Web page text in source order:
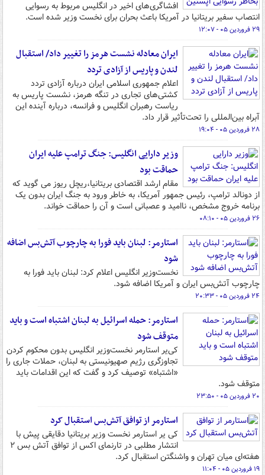
افشاگری‌های اخیر در انگلیس مربوط به رسوایی
انتصاب سفیر بریتانیا در آمریکا باعث بحران برای نخست وزیر شده است.
۲۹ فروردین ۰۵ - ۱۲:۰۷
ایران معادله نشست هرمز را تغییر داد/ استقبال
لندن و پاریس از آزادی تردد
اعلام جمهوری اسلامی ایران درباره آزادی تردد
کشتی‌های تجاری در تنگه هرمز، نشست پاریس به
ریاست رهبران انگلیس و فرانسه، درباره آینده این
آبراه بین‌المللی را تحت‌تأثیر قرار داد.
۲۸ فروردین ۰۵ - ۱۹:۰۴
وزیر دارایی انگلیس: جنگ ترامپ علیه ایران
حماقت بود
مقام ارشد اقتصادی بریتانیا،‌ریچل ریوز می گوید که
از دونالد ترامپ، رئیس جمهور آمریکا، به خاطر ورود به جنگ ایران بدون یک
برنامه خروج مشخص، ناامید و عصبانی است و آن را حماقت خواند.
۲۶ فروردین ۰۵ - ۰۸:۱۰
استارمر: لبنان باید فورا به چارچوب آتش‌بس اضافه
شود
نخست‌وزیر انگلیس اعلام کرد: لبنان باید فورا به
چارچوب آتش‌بس ایران و آمریکا اضافه شود.
۲۴ فروردین ۰۵ - ۲۰:۳۳
استارمر: حمله اسرائیل به لبنان اشتباه است و باید
متوقف شود
کی‌یر استارمر نخست‌وزیر انگلیس بدون محکوم کردن
تجاوزگری رژیم صهیونیستی به لبنان، حملات جاری را
«اشتباه» توصیف کرد و گفت که این اقدامات باید
متوقف شود.
۲۰ فروردین ۰۵ - ۲۳:۵۰
استارمر از توافق آتش‌بس استقبال کرد
کی یر استارمر نخست وزیر بریتانیا دقایقی پیش با
انتشار مطلبی در تارنمای اکس از توافق آتش بس ۲
هفته‌ای میان تهران و واشنگتن استقبال کرد.
۱۹ فروردین ۰۵ - ۱۱:۰۴